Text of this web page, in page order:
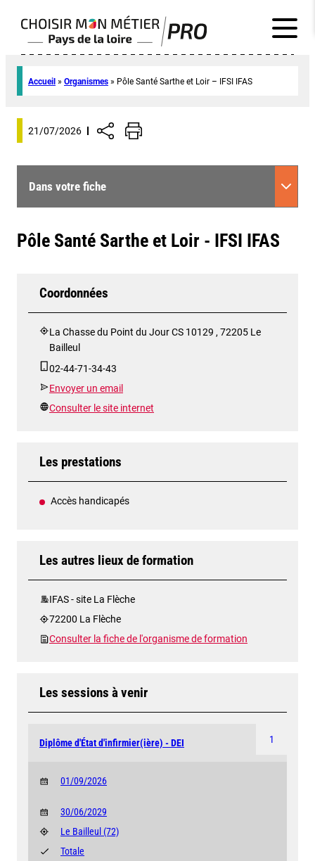
Accueil » Organismes » Pôle Santé Sarthe et Loir – IFSI IFAS
21/07/2026
Dans votre fiche
Pôle Santé Sarthe et Loir - IFSI IFAS
Coordonnées
La Chasse du Point du Jour CS 10129 , 72205 Le
Bailleul
02-44-71-34-43
Envoyer un email
Consulter le site internet
Les prestations
Accès handicapés
Les autres lieux de formation
IFAS - site La Flèche
72200 La Flèche
Consulter la fiche de l'organisme de formation
Les sessions à venir
1
Diplôme d'État d'infirmier(ière) - DEI
01/09/2026
30/06/2029
Le Bailleul (72)
Totale